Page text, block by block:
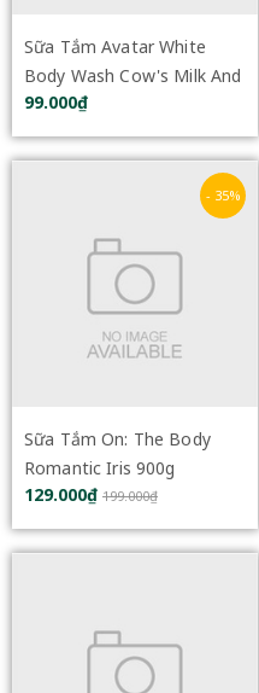
Sữa Tắm Avatar White
Body Wash Cow's Milk And
Hatomugi 800ml
99.000₫
- 35%
Sữa Tắm On: The Body
Romantic Iris 900g
129.000₫ 199.000₫